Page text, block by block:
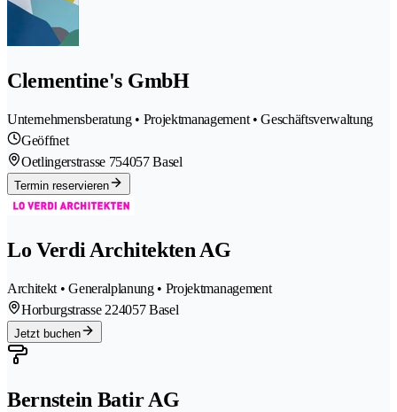
Clementine's GmbH
Unternehmensberatung • Projektmanagement • Geschäftsverwaltung
Geöffnet
Oetlingerstrasse 754057 Basel
Termin reservieren
Lo Verdi Architekten AG
Architekt • Generalplanung • Projektmanagement
Horburgstrasse 224057 Basel
Jetzt buchen
Bernstein Batir AG